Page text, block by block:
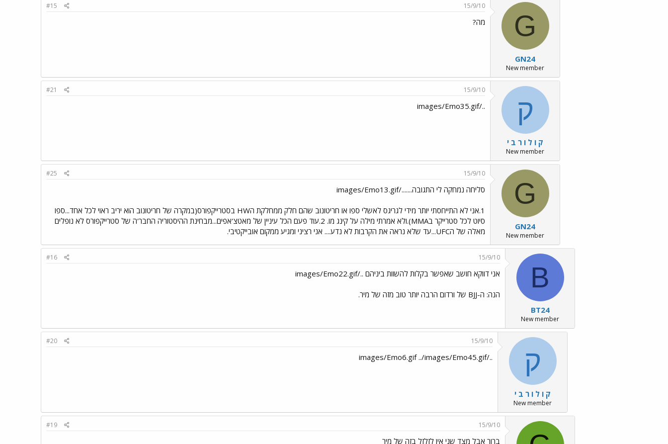
G
GN24
New member
15/9/10
#15
מה?
ק
ק ו ל ו ר ב י
New member
15/9/10
#21
../images/Emo35.gif
G
GN24
New member
15/9/10
#25
סליחה נמחקה לי התגובה......./images/Emo13.gif
1.אני לא התייחסתי יותר מידי לגריגס לאשלי ספו או חריטונוב שהם חלק ממחלקת הHW בסטרייקפורס(במקרה של חריטונוב הוא יריב ראוי לכל אחד...ספו
סיוט לכל סטרייקר בMMA).ולא אמרתי מילה על קינג מו. 2.עוד פעם הכל עיניין של מאטצ'אפים...מבחינת ההיסטוריה החבר'ה של סטרייקפורס לא נופלים
מאלה של הUFC...עד שלא נראה את הקרבות לא נדע.... אני רציני ומגיע ממקום אובייקטיבי.
B
BT24
New member
15/9/10
#16
אני דווקא חושב שאפשר בקלות להשוות ביניהם ../images/Emo22.gif
הנה: ה-BJJ של ורדום הרבה יותר טוב מזה של מיר.
ק
ק ו ל ו ר ב י
New member
15/9/10
#20
../images/Emo6.gif ../images/Emo45.gif
15/9/10
#19
ברור אבל מצד שני אין לזלזל בזה של מיר